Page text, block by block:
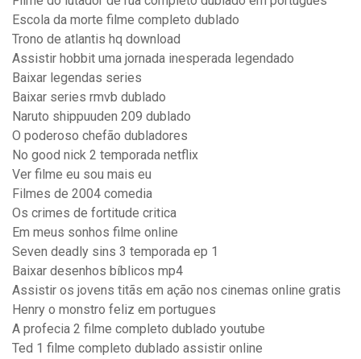
Escola da morte filme completo dublado
Trono de atlantis hq download
Assistir hobbit uma jornada inesperada legendado
Baixar legendas series
Baixar series rmvb dublado
Naruto shippuuden 209 dublado
O poderoso chefão dubladores
No good nick 2 temporada netflix
Ver filme eu sou mais eu
Filmes de 2004 comedia
Os crimes de fortitude critica
Em meus sonhos filme online
Seven deadly sins 3 temporada ep 1
Baixar desenhos bíblicos mp4
Assistir os jovens titãs em ação nos cinemas online gratis
Henry o monstro feliz em portugues
A profecia 2 filme completo dublado youtube
Ted 1 filme completo dublado assistir online